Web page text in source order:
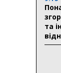
та